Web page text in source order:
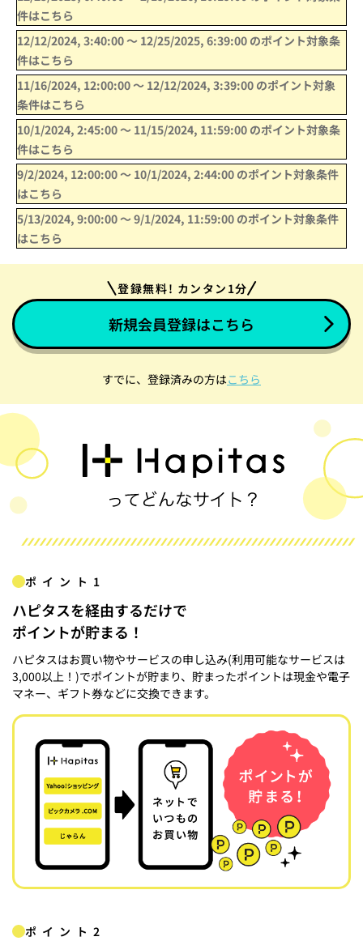
件はこちら
12/12/2024, 3:40:00〜 12/25/2025, 6:39:00 のポイント対象条
件はこちら
11/16/2024, 12:00:00〜 12/12/2024, 3:39:00 のポイント対象
条件はこちら
10/1/2024, 2:45:00〜 11/15/2024, 11:59:00 のポイント対象条
件はこちら
9/2/2024, 12:00:00〜 10/1/2024, 2:44:00 のポイント対象条件
はこちら
5/13/2024, 9:00:00〜9/1/2024, 11:59:00 のポイント対象条件
はこちら
登録無料! カンタン1分
新規会員登録はこちら
すでに、登録済みの方はこちら
ポイント1
ハピタスを経由するだけで
ポイントが貯まる！
ハピタスはお買い物やサービスの申し込み(利用可能なサービスは
3,000以上！)でポイントが貯まり、貯まったポイントは現金や電子
マネー、ギフト券などに交換できます。
ポイント2